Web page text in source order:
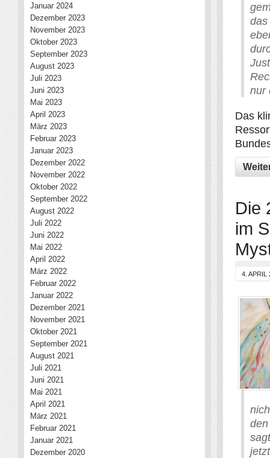
nur
Das
Die
im
4. APRIL
Januar 2024
Dezember 2023
November 2023
Oktober 2023
September 2023
August 2023
Juli 2023
Juni 2023
Mai 2023
April 2023
März 2023
Februar 2023
Januar 2023
Dezember 2022
November 2022
Oktober 2022
September 2022
August 2022
Juli 2022
Juni 2022
Mai 2022
April 2022
März 2022
Februar 2022
Januar 2022
Dezember 2021
November 2021
Oktober 2021
September 2021
August 2021
Juli 2021
Juni 2021
Mai 2021
April 2021
März 2021
Februar 2021
Januar 2021
Dezember 2020